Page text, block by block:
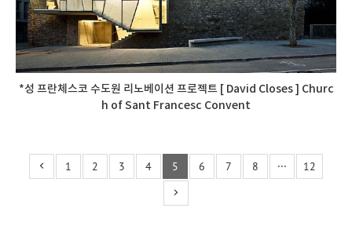
*성 프란체스코 수도원 리노베이션 프로젝트 [ David Closes ] Churc
h of Sant Francesc Convent
1 2 3 4 5 6 7 8 ··· 12